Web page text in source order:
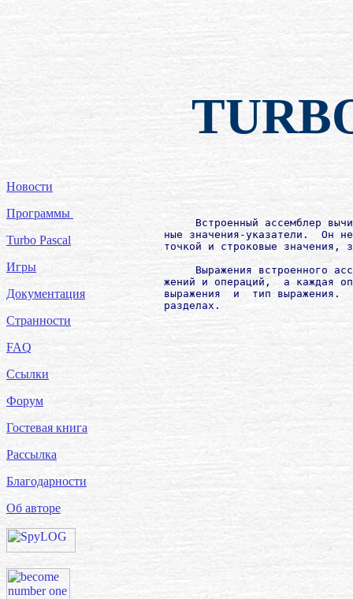
Новости
Программы
Turbo Pascal
Игры
Документация
Странности
FAQ
Ссылки
Форум
Гостевая книга
Рассылка
Благодарности
Об авторе
Встроенный ассемблер
ные значения-указатели.  Он
точкой и строковые значения,
Выражения встроенного
жений и операций,  а каждая
выражения  и  тип выражения.
        разделах.